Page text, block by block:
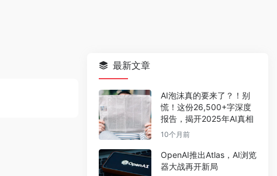
最新文章
AI泡沫真的要来了？！别
慌！这份26,500+字深度
报告，揭开2025年AI真相
10个月前
OpenAI推出Atlas，AI浏览
器大战再开新局